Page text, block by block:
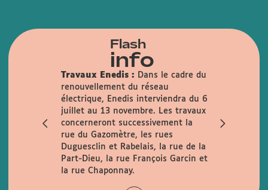
Flash
info
Travaux Enedis :
Dans le cadre du
renouvellement du réseau
électrique, Enedis interviendra du 6
juillet au 13 novembre. Les travaux
concerneront successivement la
rue du Gazomètre, les rues
Duguesclin et Rabelais, la rue de la
Part-Dieu, la rue François Garcin et
la rue Chaponnay.
horaires et